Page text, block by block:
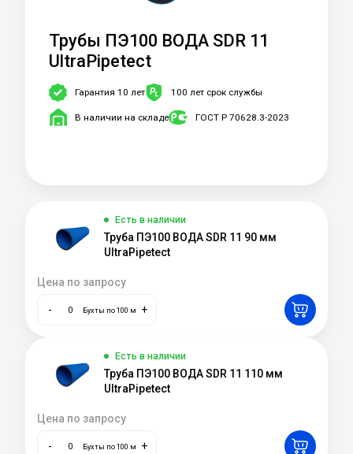
Трубы ПЭ100 ВОДА SDR 11
UltraPipetect
Гарантия 10 лет 100 лет срок службы
В наличии на складе ГОСТ Р 70628.3-2023
Есть в наличии
Труба ПЭ100 ВОДА SDR 11 90 мм
UltraPipetect
Цена по запросу
- Бухты по 100 м +
Есть в наличии
Труба ПЭ100 ВОДА SDR 11 110 мм
UltraPipetect
Цена по запросу
- Бухты по 100 м +